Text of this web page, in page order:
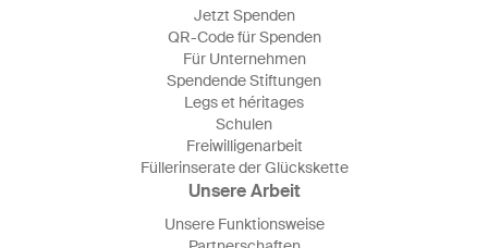
Jetzt Spenden
QR-Code für Spenden
Für Unternehmen
Spendende Stiftungen
Legs et héritages
Schulen
Freiwilligenarbeit
Füllerinserate der Glückskette
Unsere Arbeit
Unsere Funktionsweise